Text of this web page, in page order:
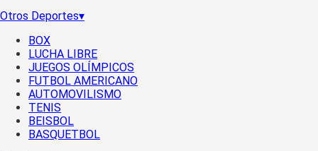
Otros Deportes▾
BOX
LUCHA LIBRE
JUEGOS OLÍMPICOS
FUTBOL AMERICANO
AUTOMOVILISMO
TENIS
BEISBOL
BASQUETBOL